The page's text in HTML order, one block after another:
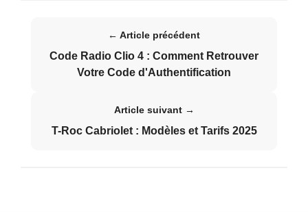
← Article précédent
Code Radio Clio 4 : Comment Retrouver
Votre Code d'Authentification
Article suivant →
T-Roc Cabriolet : Modèles et Tarifs 2025